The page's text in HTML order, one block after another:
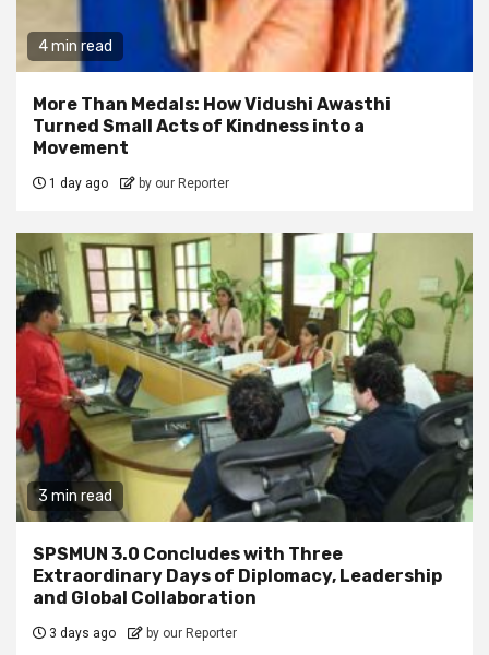
4 min read
More Than Medals: How Vidushi Awasthi
Turned Small Acts of Kindness into a
Movement
1 day ago by our Reporter
3 min read
SPSMUN 3.0 Concludes with Three
Extraordinary Days of Diplomacy, Leadership
and Global Collaboration
3 days ago by our Reporter